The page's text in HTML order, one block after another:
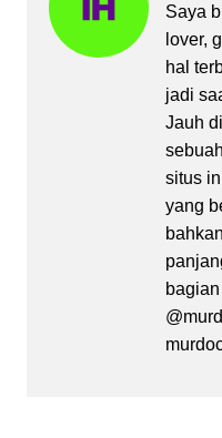
Saya
lover,
hal
jadi
Jauh
situs
yang